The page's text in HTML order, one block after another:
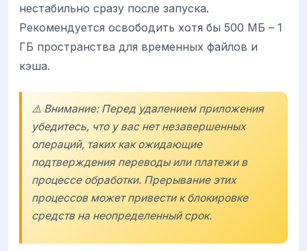
нестабильно сразу после запуска.
Рекомендуется освободить хотя бы 500 МБ – 1
ГБ пространства для временных файлов и
кэша.
⚠️ Внимание: Перед удалением приложения
убедитесь, что у вас нет незавершенных
операций, таких как ожидающие
подтверждения переводы или платежи в
процессе обработки. Прерывание этих
процессов может привести к блокировке
средств на неопределенный срок.